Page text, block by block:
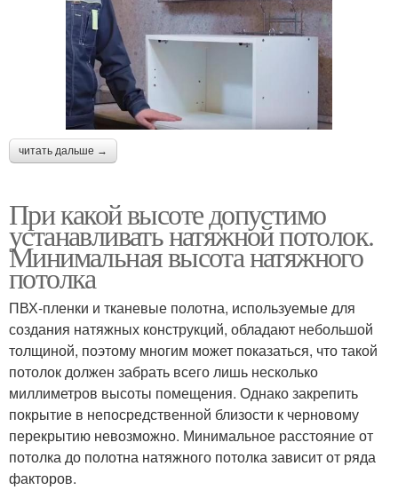
читать дальше →
При какой высоте допустимо
устанавливать натяжной потолок.
Минимальная высота натяжного
потолка
ПВХ-пленки и тканевые полотна, используемые для
создания натяжных конструкций, обладают небольшой
толщиной, поэтому многим может показаться, что такой
потолок должен забрать всего лишь несколько
миллиметров высоты помещения. Однако закрепить
покрытие в непосредственной близости к черновому
перекрытию невозможно. Минимальное расстояние от
потолка до полотна натяжного потолка зависит от ряда
факторов.